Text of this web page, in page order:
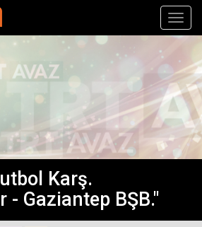
Karş.
- Gaziantep BŞB."